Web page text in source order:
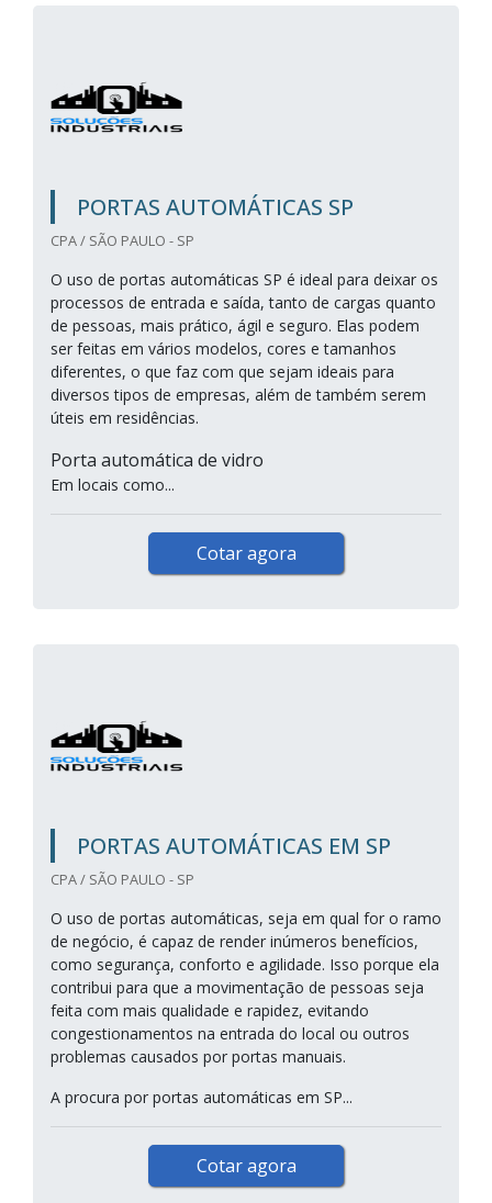
PORTAS AUTOMÁTICAS SP
CPA / SÃO PAULO - SP
O uso de portas automáticas SP é ideal para deixar os
processos de entrada e saída, tanto de cargas quanto
de pessoas, mais prático, ágil e seguro. Elas podem
ser feitas em vários modelos, cores e tamanhos
diferentes, o que faz com que sejam ideais para
diversos tipos de empresas, além de também serem
úteis em residências.
Porta automática de vidro
Em locais como...
Cotar agora
PORTAS AUTOMÁTICAS EM SP
CPA / SÃO PAULO - SP
O uso de portas automáticas, seja em qual for o ramo
de negócio, é capaz de render inúmeros benefícios,
como segurança, conforto e agilidade. Isso porque ela
contribui para que a movimentação de pessoas seja
feita com mais qualidade e rapidez, evitando
congestionamentos na entrada do local ou outros
problemas causados por portas manuais.
A procura por portas automáticas em SP...
Cotar agora